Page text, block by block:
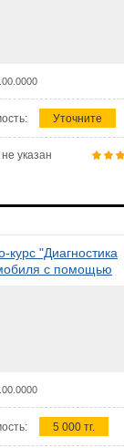
Уточните
указан
курс "Диагностика
с помощью
5 000 тг.